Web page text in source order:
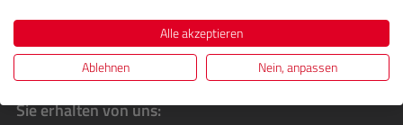
Sie erhalten von uns:
Alle akzeptieren
Ablehnen
Nein, anpassen